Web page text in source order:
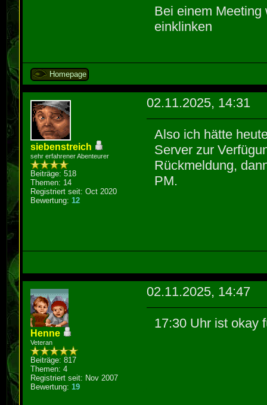
"ALS %s MIT
SIE IN
1 error
modification
if
modification
Wunsequenced]
if
Wstringop-
269 |
|
In file
from
1647 | extern
seg034,
region of size
1453 |
Bei einem
einklinken
Homepage
siebenstreich
sehr erfahrener Abenteurer
Beiträge: 518
Themen: 14
Registriert seit: Oct 2020
Bewertung:12
02.11.2025, 14:31
Also ich hätte
Server zur
Rückmeldung,
PM.
Henne
Veteran
Beiträge: 817
Themen: 4
Registriert seit: Nov 2007
Bewertung: 19
02.11.2025, 14:47
17:30 Uhr ist okay